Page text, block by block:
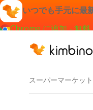
いつでも手元に最
Chrome に追加 - 無料
スーパーマーケット